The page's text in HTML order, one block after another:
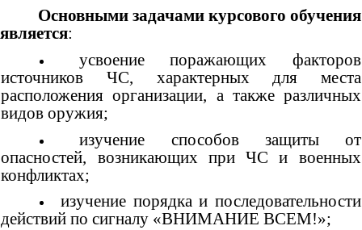
Основными задачами курсового обучения
является:
усвоение поражающих факторов
источников ЧС, характерных для места
расположения организации, а также различных
видов оружия;
изучение способов защиты от
опасностей, возникающих при ЧС и военных
конфликтах;
изучение порядка и последовательности
действий по сигналу «ВНИМАНИЕ ВСЕМ!»;